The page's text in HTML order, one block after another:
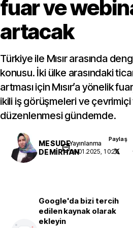
fuar ve
artacak
Türkiye ile Mısır arasında
konusu. İki ülke arasındaki
artması için Mısır’a yönelik
ikili iş görüşmeleri ve çevrimiçi
düzenlenmesi gündemde.
MESUDE
DEMİRHAN
Yayınlanma
06.01.2025, 10:26
Paylaş
Google'da bizi tercih
edilen kaynak olarak
ekleyin